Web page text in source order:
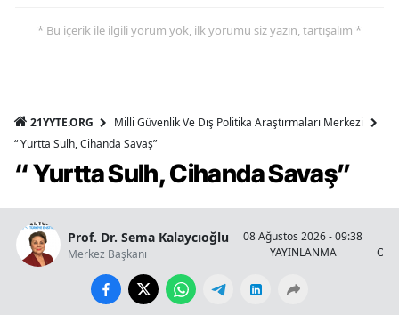
* Bu içerik ile ilgili yorum yok, ilk yorumu siz yazın, tartışalım *
21YYTE.ORG
Milli Güvenlik Ve Dış Politika Araştırmaları Merkezi
“ Yurtta Sulh, Cihanda Savaş”
“ Yurtta Sulh, Cihanda Savaş”
Prof. Dr. Sema Kalaycıoğlu
Merkez Başkanı
08 Ağustos 2026 - 09:38
YAYINLANMA